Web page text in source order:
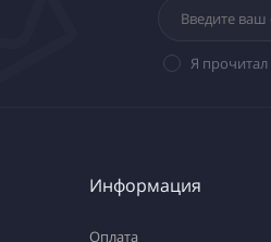
Я прочитал
Информация
Оплата